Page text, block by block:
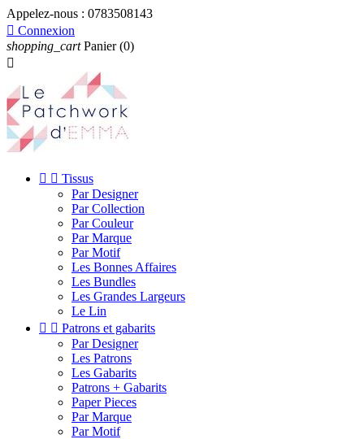
Appelez-nous : 0783508143
 Connexion
shopping_cart Panier (0)

  Tissus
Par Designer
Par Collection
Par Couleur
Par Marque
Par Motif
Les Bonnes Affaires
Les Bundles
Les Grandes Largeurs
Le Lin
  Patrons et gabarits
Par Designer
Les Patrons
Les Gabarits
Patrons + Gabarits
Paper Pieces
Par Marque
Par Motif